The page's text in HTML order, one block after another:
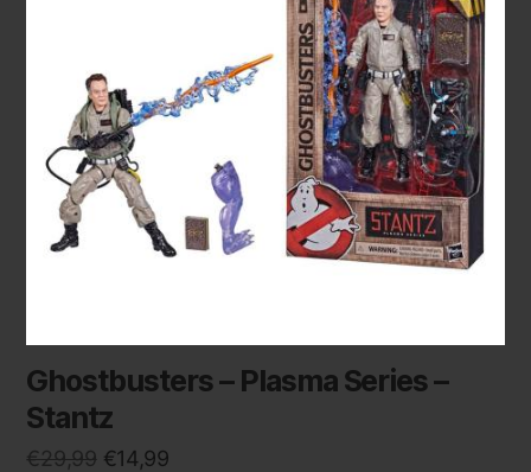
Ghostbusters – Plasma Series –
Stantz
€29,99 €14,99